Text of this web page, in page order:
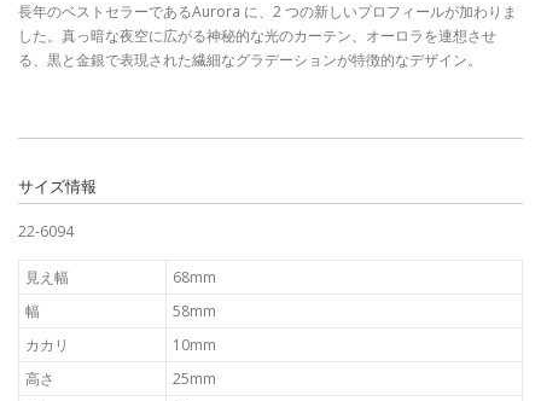
長年のベストセラーであるAurora に、2 つの新しいプロフィールが加わりま
した。真っ暗な夜空に広がる神秘的な光のカーテン、オーロラを連想させ
る、黒と金銀で表現された繊細なグラデーションが特徴的なデザイン。
サイズ情報
22-6094
見え幅
68mm
幅
58mm
カカリ
10mm
高さ
25mm